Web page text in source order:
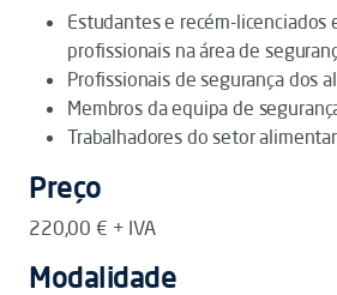
Estudantes e recém-licenciados
profissionais na área de
Profissionais de segurança dos
Membros da equipa de
Trabalhadores do setor
Preço
220,00 € + IVA
Modalidade